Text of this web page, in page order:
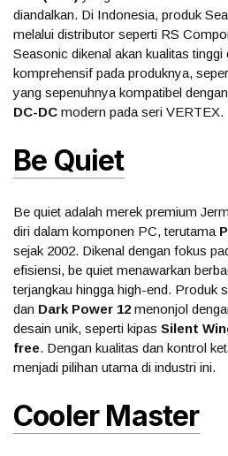
diandalkan. Di Indonesia, produk
melalui distributor seperti RS
Seasonic dikenal akan kualitas
komprehensif pada produknya,
yang sepenuhnya kompatibel dengan
DC-DC modern pada seri VERTEX.
Be Quiet
Be quiet adalah merek premium
diri dalam komponen PC, terutama
sejak 2002. Dikenal dengan fokus
efisiensi, be quiet menawarkan
terjangkau hingga high-end. Produk
dan Dark Power 12 menonjol
desain unik, seperti kipas Silent
free. Dengan kualitas dan kontrol
menjadi pilihan utama di industri ini.
Cooler Master